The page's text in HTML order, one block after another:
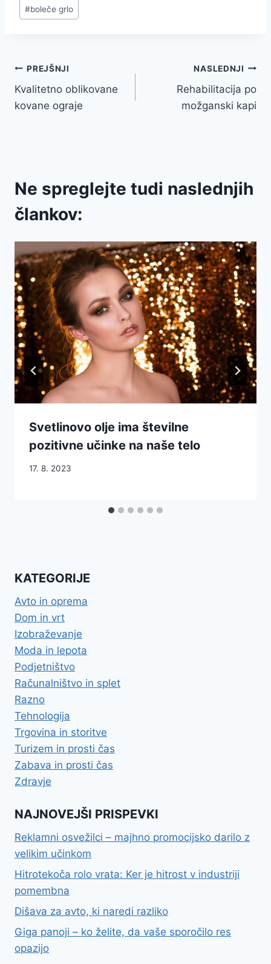
Tags:
#boleče grlo
Navigacija
prispevka
PREJŠNJI
Kvalitetno oblikovane
kovane ograje
NASLEDNJI
Rehabilitacija po
možganski kapi
Ne spreglejte tudi naslednjih
člankov:
Svetlinovo olje ima številne
pozitivne učinke na naše telo
17. 8. 2023
KATEGORIJE
Avto in oprema
Dom in vrt
Izobraževanje
Moda in lepota
Podjetništvo
Računalništvo in splet
Razno
Tehnologija
Trgovina in storitve
Turizem in prosti čas
Zabava in prosti čas
Zdravje
NAJNOVEJŠI PRISPEVKI
Reklamni osvežilci – majhno promocijsko darilo z
velikim učinkom
Hitrotekoča rolo vrata: Ker je hitrost v industriji
pomembna
Dišava za avto, ki naredi razliko
Giga panoji – ko želite, da vaše sporočilo res
opazijo